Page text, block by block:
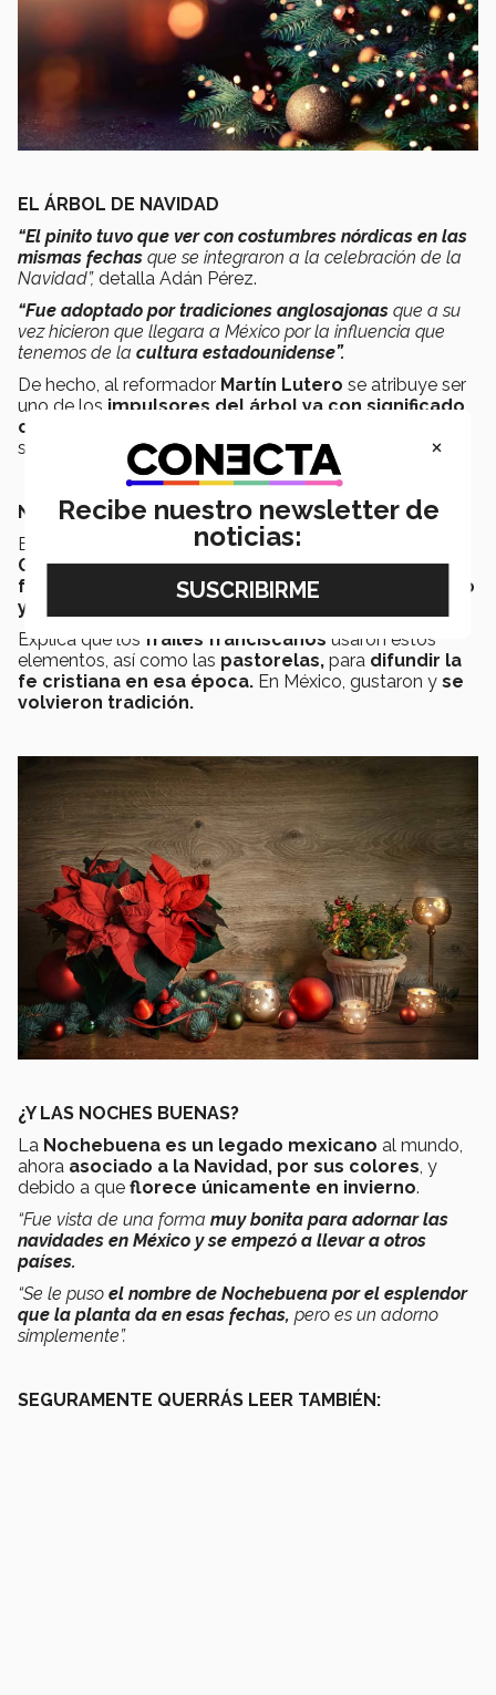
EL ÁRBOL DE NAVIDAD
“El pinito tuvo que ver con costumbres nórdicas en las
mismas fechas que se integraron a la celebración de la
Navidad”, detalla Adán Pérez.
“Fue adoptado por tradiciones anglosajonas que a su
vez hicieron que llegara a México por la influencia que
tenemos de la cultura estadounidense”.
De hecho, al reformador Martín Lutero se atribuye ser
uno de los impulsores del árbol ya con significado
cristiano,
simbolizaban los “frutos”.
NACIMIENTO Y POSADAS
El profesor
Adán Pérez, deCreencias y
Globalización,comenta queSan Francisco de Asís
fue quien instauró,durante la Colonia
, el nacimiento
y las posadas.
Explica que los frailes franciscanos usaron estos
elementos, así como las pastorelas, para difundir la
fe cristiana en esa época. En México, gustaron y se
volvieron tradición.
¿Y LAS NOCHES BUENAS?
La Nochebuena es un legado mexicano al mundo,
ahora asociado a la Navidad, por sus colores, y
debido a que florece únicamente en invierno.
“Fue vista de una forma muy bonita para adornar las
navidades en México y se empezó a llevar a otros
países.
“Se le puso el nombre de Nochebuena por el esplendor
que la planta da en esas fechas, pero es un adorno
simplemente”.
SEGURAMENTE QUERRÁS LEER TAMBIÉN:
×
Recibe nuestro newsletter de
noticias: